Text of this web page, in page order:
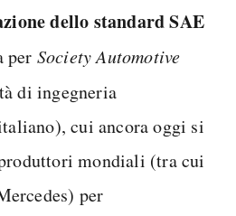
dello standard SAE
per Society Automotive
di ingegneria
cui ancora oggi si
mondiali (tra cui
per